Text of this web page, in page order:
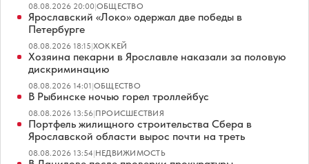
08.08.2026 20:00|ОБЩЕСТВО
Ярославский «Локо» одержал две победы в
Петербурге
08.08.2026 18:15|ХОККЕЙ
Хозяина пекарни в Ярославле наказали за половую
дискриминацию
08.08.2026 14:01|ОБЩЕСТВО
В Рыбинске ночью горел троллейбус
08.08.2026 13:56|ПРОИСШЕСТВИЯ
Портфель жилищного строительства Сбера в
Ярославской области вырос почти на треть
08.08.2026 13:54|НЕДВИЖИМОСТЬ